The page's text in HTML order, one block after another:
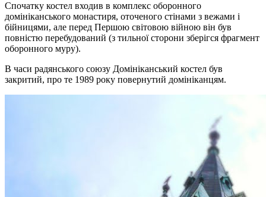
Спочатку костел входив в комплекс оборонного
домініканського монастиря, оточеного стінами з вежами і
бійницями, але перед Першою світовою війною він був
повністю перебудований (з тильної сторони зберігся фрагмент
оборонного муру).
В часи радянського союзу Домініканський костел був
закритий, про те 1989 року повернутий домініканцям.